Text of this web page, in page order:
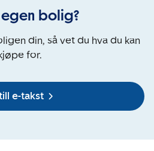
bolig?
din, så vet du hva du kan
for.
e-takst